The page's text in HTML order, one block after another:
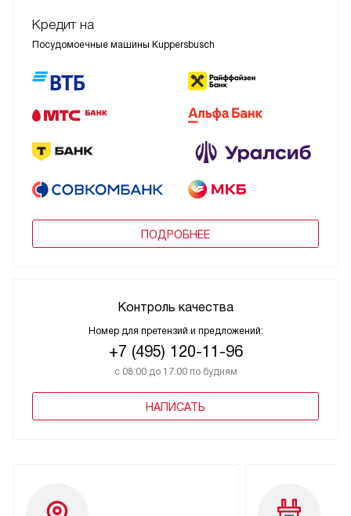
Кредит на
Посудомоечные машины Kuppersbusch
ПОДРОБНЕЕ
Контроль качества
Номер для претензий и предложений:
+7 (495) 120-11-96
с 08:00 до 17:00 по будням
НАПИСАТЬ